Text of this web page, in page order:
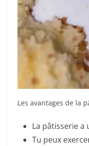
Les avantages de la
La pâtisserie
Tu peux